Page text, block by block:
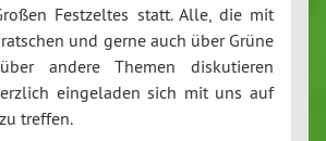
Festzeltes statt. Alle, die mit
und gerne auch über Grüne
andere Themen diskutieren
eingeladen sich mit uns auf
treffen.